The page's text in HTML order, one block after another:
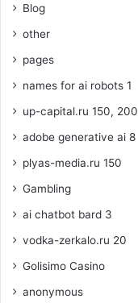
Blog
other
pages
names for ai robots 1
up-capital.ru 150, 200
adobe generative ai 8
plyas-media.ru 150
Gambling
ai chatbot bard 3
vodka-zerkalo.ru 20
Golisimo Casino
anonymous